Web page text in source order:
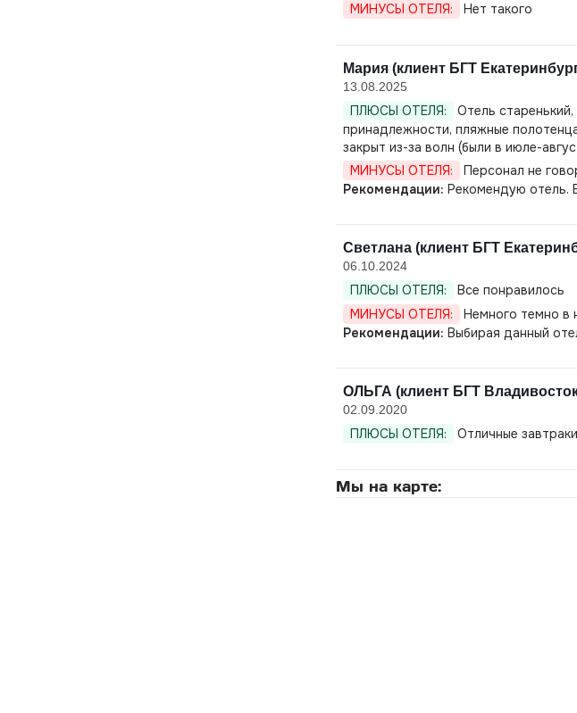
МИНУСЫ ОТЕЛЯ:
Нет такого
Мария (клиент БГТ
13.08.2025
ПЛЮСЫ ОТЕЛЯ:
Отель
принадлежности, пляжные
закрыт из-за волн (были в июле-
МИНУСЫ ОТЕЛЯ:
Персонал не
Рекомендации: Рекомендую отель.
Светлана (клиент БГТ
06.10.2024
ПЛЮСЫ ОТЕЛЯ:
Все понравилось
МИНУСЫ ОТЕЛЯ:
Немного темно в
Рекомендации: Выбирая данный
ОЛЬГА (клиент БГТ
02.09.2020
ПЛЮСЫ ОТЕЛЯ: Отличные
Мы на карте: